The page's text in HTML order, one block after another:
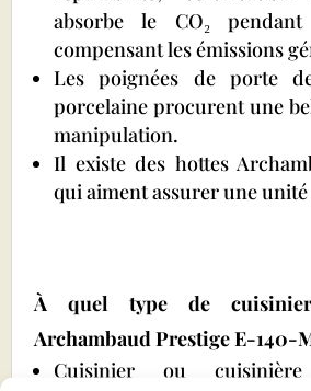
absorbe le CO₂ pendant
compensant les émissions
Les poignées de porte
porcelaine procurent une
manipulation.
Il existe des hottes
qui aiment assurer une unité
À quel type de
Archambaud Prestige E-140-
Cuisinier ou